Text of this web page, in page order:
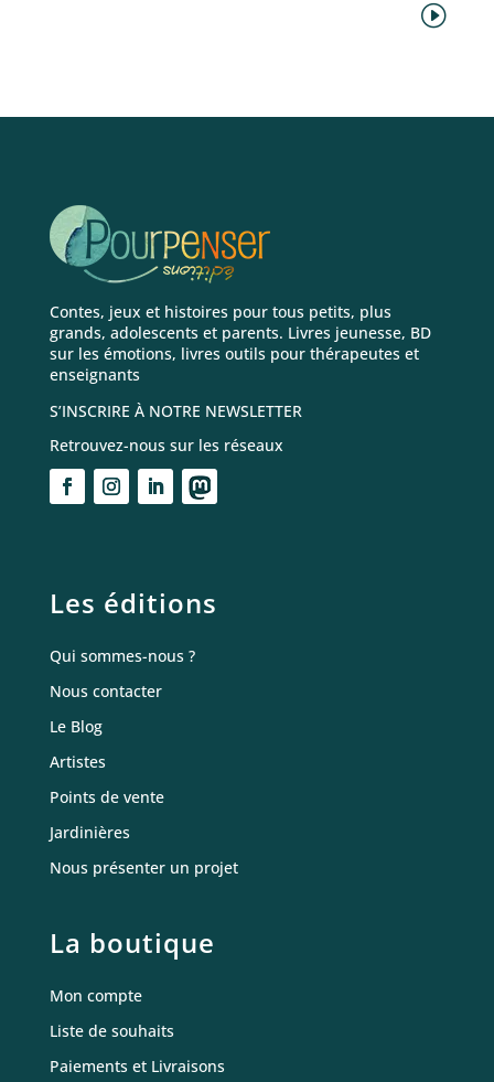
Contes, jeux et histoires pour tous petits, plus
grands, adolescents et parents. Livres jeunesse, BD
sur les émotions, livres outils pour thérapeutes et
enseignants
S’INSCRIRE À NOTRE NEWSLETTER
Retrouvez-nous sur les réseaux
Les éditions
Qui sommes-nous ?
Nous contacter
Le Blog
Artistes
Points de vente
Jardinières
Nous présenter un projet
La boutique
Mon compte
Liste de souhaits
Paiements et Livraisons